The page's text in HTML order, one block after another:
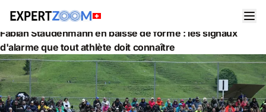
Actualités
Santé
Fabian Staudenmann en baisse de forme : les signaux
d'alarme que tout athlète doit connaître